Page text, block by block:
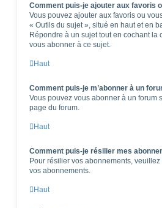
Comment puis-je ajouter aux favoris
Vous pouvez ajouter aux favoris ou
« Outils du sujet », situé en haut et en
Répondre à un sujet tout en cochant
vous abonner à ce sujet.
Haut
Comment puis-je m’abonner à un
Vous pouvez vous abonner à un forum
page du forum.
Haut
Comment puis-je résilier mes
Pour résilier vos abonnements,
vos abonnements.
Haut